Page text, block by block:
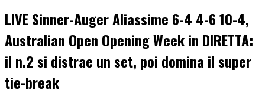
LIVE Sinner-Auger Aliassime 6-4 4-6 10-4,
Australian Open Opening Week in DIRETTA:
il n.2 si distrae un set, poi domina il super
tie-break